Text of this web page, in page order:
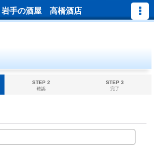
岩手の酒屋 高橋酒店
STEP 2
確認
STEP 3
完了